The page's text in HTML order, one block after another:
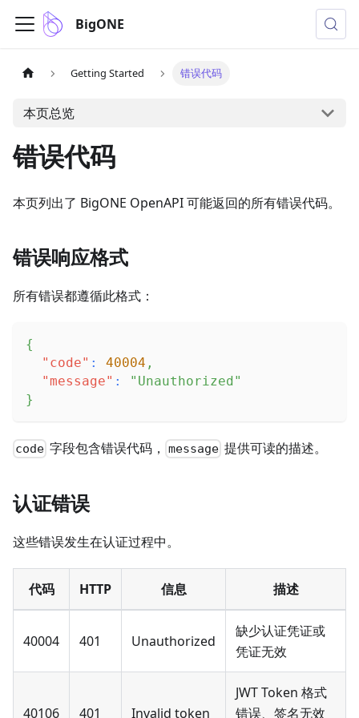
BigONE
Getting Started 错误代码
本页总览
错误代码
本页列出了 BigONE OpenAPI 可能返回的所有错误代码。
错误响应格式
所有错误都遵循此格式：
{
"code" : 40004 ,
"message" :
"Unauthorized"
}
code 字段包含错误代码， message 提供可读的描述。
认证错误
这些错误发生在认证过程中。
代码 HTTP 信息 描述
40004 401 Unauthorized
缺少认证凭证或
凭证无效
40106 401 Invalid token
JWT Token 格式
错误、签名无效